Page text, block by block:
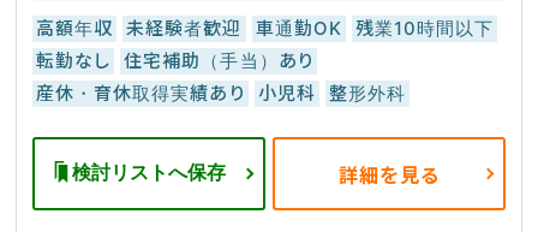
高額年収 未経験者歓迎 車通勤OK
残業10時間以下
転勤なし
住宅補助（手当）あり
産休・育休取得実績あり
小児科 整形外科
検討リストへ保存 詳細を見る